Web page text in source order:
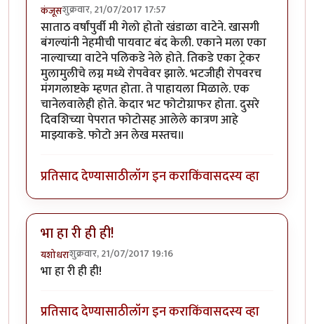
कंजूसशुक्रवार, 21/07/2017 17:57
साताठ वर्षांपुर्वी मी गेलो होतो खंडाळा वाटेने. खासगी
बंगल्यांनी नेहमीची पायवाट बंद केली. एकाने मला एका
नाल्याच्या वाटेने पलिकडे नेले होते. तिकडे एका ट्रेकर
मुलामुलीचे लग्न मध्ये रोपवेवर झाले. भटजीही रोपवरच
मंगगलाष्टके म्हणत होता. ते पाहायला मिळाले. एक
चानेलवालेही होते. केदार भट फोटोग्राफर होता. दुसरे
दिवशिच्या पेपरात फोटोसह आलेले कात्रण आहे
माझ्याकडे. फोटो अन लेख मस्तच॥
प्रतिसाद देण्यासाठीलॉग इन कराकिंवासदस्य व्हा
भा हा री ही ही!
यशोधराशुक्रवार, 21/07/2017 19:16
भा हा री ही ही!
प्रतिसाद देण्यासाठीलॉग इन कराकिंवासदस्य व्हा